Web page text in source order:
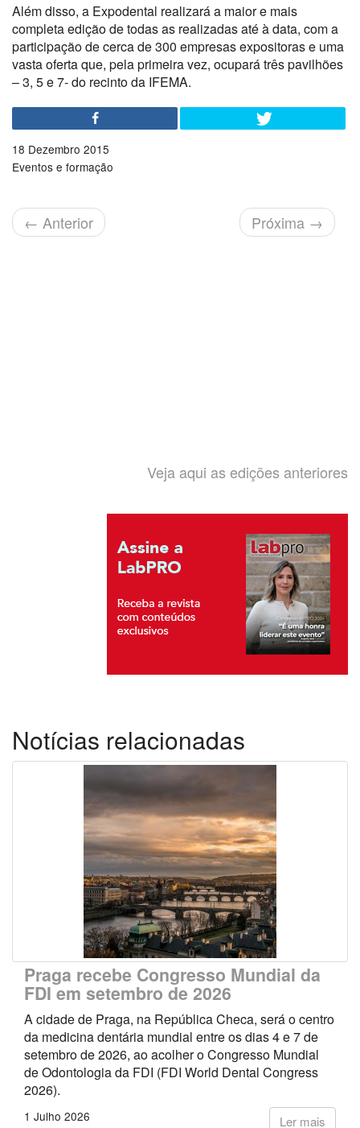
Além disso, a Expodental realizará a maior e mais
completa edição de todas as realizadas até à data, com a
participação de cerca de 300 empresas expositoras e uma
vasta oferta que, pela primeira vez, ocupará três pavilhões
– 3, 5 e 7- do recinto da IFEMA.
18 Dezembro 2015
Eventos e formação
← Anterior Próxima →
Veja aqui as edições anteriores
Notícias relacionadas
Praga recebe Congresso Mundial da
FDI em setembro de 2026
A cidade de Praga, na República Checa, será o centro
da medicina dentária mundial entre os dias 4 e 7 de
setembro de 2026, ao acolher o Congresso Mundial
de Odontologia da FDI (FDI World Dental Congress
2026).
Ler mais
1 Julho 2026